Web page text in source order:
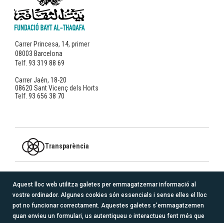
Carrer Princesa, 14, primer
08003 Barcelona
Telf. 93 319 88 69
Carrer Jaén, 18-20
08620 Sant Vicenç dels Horts
Telf. 93 656 38 70
Transparència
MEMBRE DE
logo_redacoge_transparente.png
Aquest lloc web utilitza galetes per emmagatzemar informació al
vostre ordinador. Algunes cookies són essencials i sense elles el lloc
pot no funcionar correctament. Aquestes galetes s'emmagatzemen
quan envieu un formulari, us autentiqueu o interactueu fent més que